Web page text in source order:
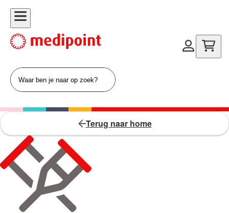
Terug naar home